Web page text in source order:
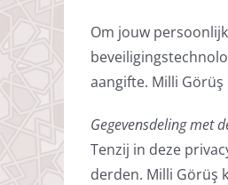
Om jouw
aangifte. Milli
Gegevensdeling met
Tenzij in deze
derden. Milli Görüş